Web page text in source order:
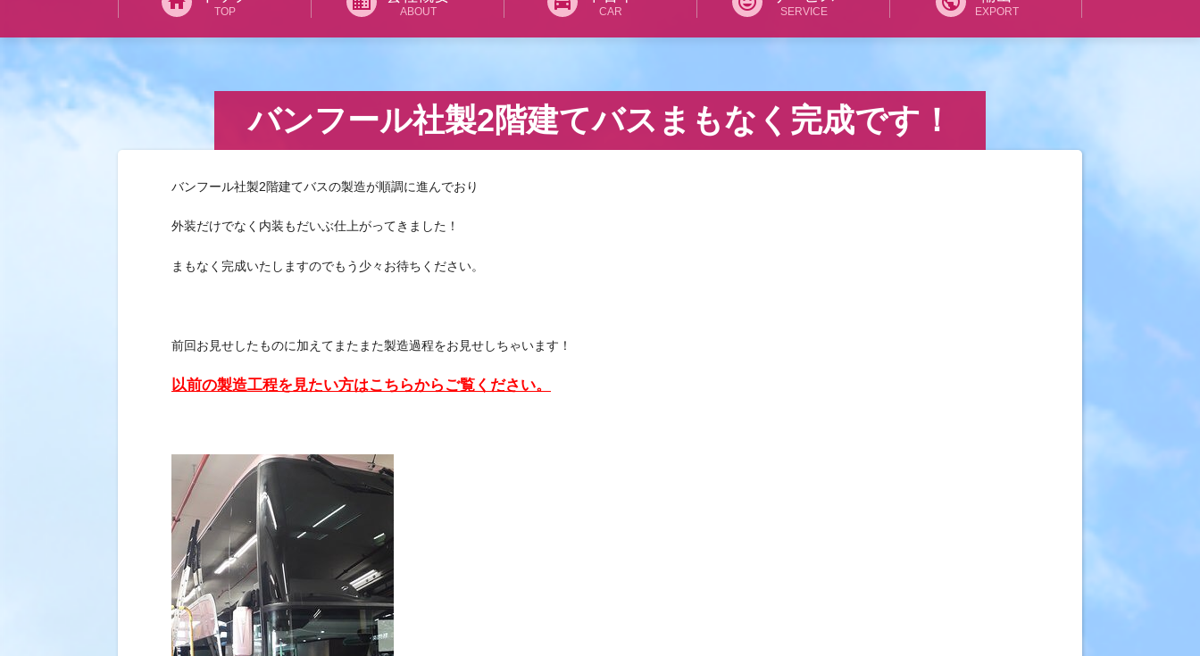
TOP ABOUT CAR SERVICE EXPORT
バンフール社製2階建てバスまもなく完成です！
バンフール社製2階建てバスの製造が順調に進んでおり
外装だけでなく内装もだいぶ仕上がってきました！
まもなく完成いたしますのでもう少々お待ちください。
前回お見せしたものに加えてまたまた製造過程をお見せしちゃいます！
以前の製造工程を見たい方はこちらからご覧ください。